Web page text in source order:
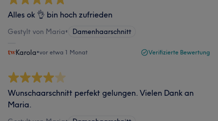
Alles ok 👌 bin hoch zufrieden
Gestylt von Maria• Damenhaarschnitt
Karola•vor etwa 1 Monat Verifizierte Bewertung
Wunschaarschnitt perfekt gelungen. Vielen Dank an
Maria.